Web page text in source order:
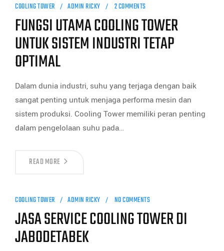
COOLING TOWER ADMIN RICKY 2 COMMENTS
FUNGSI UTAMA COOLING TOWER
UNTUK SISTEM INDUSTRI TETAP
OPTIMAL
Dalam dunia industri, suhu yang terjaga dengan baik
sangat penting untuk menjaga performa mesin dan
sistem produksi. Cooling Tower memiliki peran penting
dalam pengelolaan suhu pada…
READ MORE
COOLING TOWER ADMIN RICKY NO COMMENTS
JASA SERVICE COOLING TOWER DI
JABODETABEK